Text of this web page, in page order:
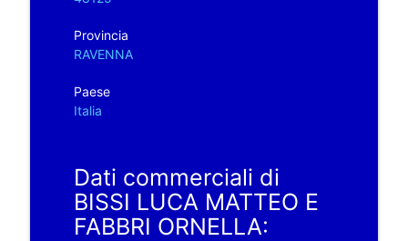
Provincia
RAVENNA
Paese
Italia
Dati commerciali di
BISSI LUCA MATTEO E
FABBRI ORNELLA: